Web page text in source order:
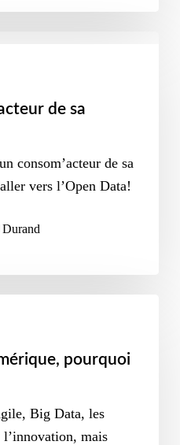
de sa
consom’acteur de sa
vers l’Open Data!
pourquoi
Big Data, les
l’innovation, mais